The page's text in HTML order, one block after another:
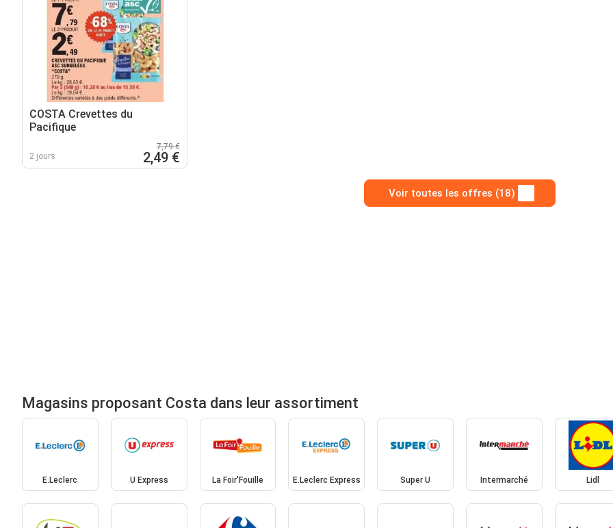
COSTA Crevettes du
Pacifique
2 jours
7,79 €
2,49 €
Voir toutes les offres (18)
Magasins proposant Costa dans leur assortiment
E.Leclerc U Express La Foir'Fouille E.Leclerc Express Super U Intermarché Lidl